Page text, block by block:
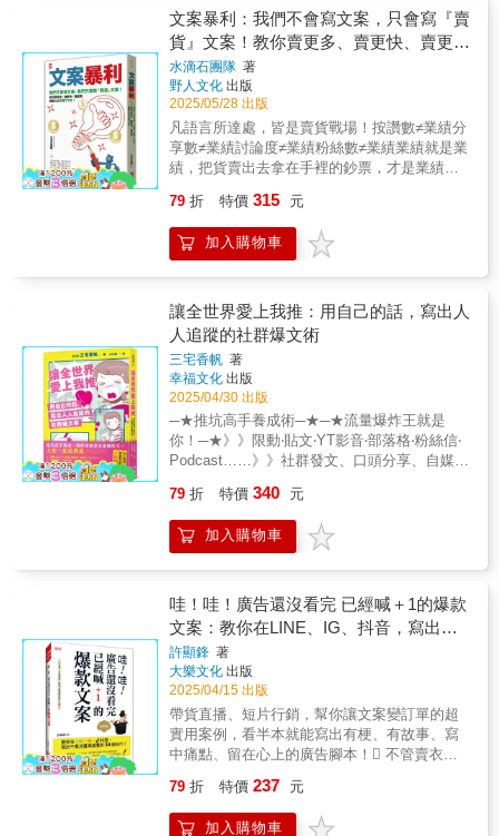
係，AI 幫你產出高黏著度貼文；沒靈感？ AI
替你轉化人生經驗成為市場共鳴。從社群曝光
到品牌變現，本章不談空泛理論，只教你能立
刻用起來的實戰技巧。你的聲音，值得被更多
人聽見，讓影響力為你工作！  最能變現的未
來文案實戰書 為內容創作者打造最實用、最
能直接賺錢的文案系統
廣告行銷大小事，你需要這一本。小從平面廣
告尺寸、電視秒數一覽表，到如何寫文案、電
視廣告腳本、下標、選字體，到廣告策略大整
理、如何針對電視、平面媒體、數位媒體下廣
告；如何製作平面、電視、環境、互動、社媒
廣告等等，其中並穿插練習，不只是讀，更要
你想一想，如何跟客戶簡報，如何發展系列廣
告等等。讀完，就像讀了四年廣告行銷系。▌暢
銷！全球廣告行銷人+名校教師，佳評如潮「如
果你沒時間花四年上大學學廣告行銷，試試這
一本。」──Sir John Hegarty, Creative
Founder, BBH「無價之寶！」──Creative
Review「倫敦的每個創意人、專案經理都該讀
創意書！」──Inspired Magazine「學生必買，
老師必備，若是一直不解自己的創意為何沒得
獎的廣告人，讀一下必定豁然開朗。 」──The
Designer’s Review of Books「關於廣告的大小
事，全都說明白。」──New Design
magazine「至今看過，引導創意的最佳好
書。」──Assaf Avni, Professor of Advertising
Creativity California State University,
Fullerton「第一本有效幫助學生理解創意過程
的工具書。」──Jacquie Lamer, Advertising
University「學生不斷回饋，這是他們最愛的教
科書。」──Leah Shafer, Assistant Professor,
Media and Society Program Hobart and
學生。強調概念這點，正是教系列廣告時最有
力的切入點。」──Craig Davis, Professor of
Advertising E. W. Scripps School of
Journalism, Ohio University「想上國際級廣告
大師的課，不用出國留學。這本絕對是創意行
銷人必備的案頭工具書！」──李洛克「這本書
就像請了頂尖廣告人當私人教練，手把手教會
你廣告大小事。如果只想用一本書搞懂怎麼做
自學在實戰中打滾的行銷人啊，你跟我在等的
正是這本能全面性了解整個行銷領域的工具
書！」──陳思傑「如果你無法重新花四年唸廣
什麼」的致勝路徑。● 從四大面向（環境與趨
勢、人心與痛點、競爭對手、自身條件）找到
最能放大產品／品牌力量的最大支點。● 明確
自身的生意來源（吸引非使用者、轉化競爭品
牌的顧客、增加顧客購買量或頻率、讓顧客購
買更多產品線）以及優先順序。● 市場大玩家
與小玩家的品牌策略大不同。● 用數字分析生
意，聚焦策略觀點，形成品牌主張。● 善用工
用故事說好品牌或行銷戰略提案，用圖像強化
深策略顧問師細膩的市場觀察、幽默思維與實
戰技巧，透過大量成功案例說明，從策略思
考、形塑發展、分析工具到提案包裝，把行銷
人最需要的能力，拆解成清楚可學且能落地的
明確步驟，打造出一套完整的生意策略。讀完
這本書，保證你會在競爭格局中找到獨一無二
的位置，讓你的存在變得不可取代！【登峰推
薦】丁菱娟／影響力品牌學院創辦人沈方正／
老爺酒店集團執行長盛治仁／雲品國際董事
長、雲朗觀光集團總經理劉奕酉／鉑澈行銷顧
問策略長劉鴻徵／全聯福利中心行銷部協理鄧
臺賢／前奧美廣告中國東南區總裁、前我是大
衛廣告董事長鄭緯筌／專欄作家、講師、企業
顧問蕭富峯／輔大廣告系副教授Wawa吳玉琥／
廣告樂血研究院院長、法樂數位聯合創辦人
Lynn／三分鐘｜行銷在學中創辦人 在眾多共
在我年輕時出現。──鄧臺賢（前我是大衛廣告
董事長） 無論你是剛入行的行銷新鮮人，
還是有多年經驗的品牌經理，甚至是正在思考
下一步的創業者，這本書絕對幫得上忙。──丁
菱娟（影響力品牌學院創辦人） 這是一張
能帶你走出迷霧的地圖，也是一套讓你少走冤
枉路的工具。──劉奕酉（鉑澈行銷顧問策略
長） 我最欣賞這本書的，是它讓策略能夠
落地。……願這本書，在你需要的時候，剛好
在你手邊。──鄭緯筌（專欄作家、講師、企業
工具，也帶我們回到行銷與品牌的根本，重新
優勢：1. 快速：強大的資料處理能力，從海量
訊息中迅速抓取重點。2. 靈活多變：根據個人
需求，生成不同類型的文體、不同風格的文
章。3. 高品質：短時間生成用詞精準、語法正
確的文章。◎ 精準寫作大揭秘：6大步驟掌握
AI技巧AI雖然強大，但想寫出真正符合需求的
文章，還是需要一點技巧。使用者下的指令越
具體，產出的內容越貼近需求；反之，下的指
令太模糊，文章就容易跑偏。此外，產出的內
容也不能照單全收，還是需要人工做最後把
地逐步引導它。本書帶你掌握AI寫作的6大基本
步驟：選擇工具、確定目標、逐步修改、審閱
再修改、善用範本和格式，均有詳盡說明，幫
器，從簡報到網路貼文，一鍵搞定！AI可以幫
助現代人的面向非常廣泛，舉凡正式的演說
稿、有創意的行銷企劃書、觀點明確的新聞
稿，甚至嚴謹的文獻整理，都可以交給AI一秒
完成。本書整理出最常用的5大應用場景，相信
無論各行各業，善用AI寫作都更省時省力，享
受高科技帶來的便利。 職場應用文書：工作
彙報、企劃書、會議發言等。 商業產品行
體寫作：社群媒體貼文、短影音腳本創作等。
學術研究：整理文獻、撰寫論文、調研報告
等。 生活中的創作：創作小說、寫日記、為
孩子說故事等。◎ 44個範例+46個案例，讓文
案力快速提升！ 一般人寫作時都會遇到瓶頸，
不用擔心，從此AI 幫你搞定！本書精心設計44
個圖解範例，只要跟著做，便能不費力完成基
本架構。還搭配46個常見的案例，讓你在工作
或生活中，隨時隨地寫出想要的文章。運用AI
寫作，能在你卡關時協助突破盲點，使內容順
利產出，整個流程一點也不燒腦，讓你從此愛
上寫作！
文案暴利：我們不會寫文案，只會寫『賣
貨』文案！教你賣更多、賣更快、賣更
貴、賣更久的文案77計！
水滴石團隊 著
野人文化 出版
2025/05/28 出版
凡語言所達處，皆是賣貨戰場！按讚數≠業績分
享數≠業績討論度≠業績粉絲數≠業績業績就是業
績，把貨賣出去拿在手裡的鈔票，才是業績！
的，不是創意、不是有趣、不是金句，而是賣
貨！我們不會寫漂亮的文案，只會寫賺錢的文
案！兩個小時，賣貨文案立刻上手三個步驟，
方法吸引目光、簡介產品、催促下單→ 初階手
法一氣呵成！找產品、找生產、找客戶→ 高階
賣貨順便創業！2種千萬級文案賣貨方法。幫你
快速吸引潛在客戶，促進銷售增長。二、案例
全世界最難賣的東西是什麼？書。全世界最難
賣的是哪本書？一本中國暢銷20年，也盜版20
年的書。放眼文案書市場，誰敢拿這麼地獄等
級的難賣組合當示範案例？市場首見！本書作
者親自示範用三篇文逆風翻盤，將20年暢銷盜
版書做回正版，還賣出千萬人民幣銷量！你不
賣不出其他產品？三、重點做功課，理邏輯、
強標題、好開頭、引證據→客戶目光完全吸
引！文案作者、客戶問答、產品檢驗、販售知
文案重點步驟詳解。手把手教你寫出一氣呵成
的爆款賣貨文案。四、疑難排解什麼難賣賣什
麼！書、線上課程、線下課程……我們專挑難
賣的賣！比別人貴要怎麼賣？絕版品要怎麼
賣？調高三倍價錢要怎麼賣？非剛需產品要怎
麼賣？沒人需要的產品怎麼賣？14個文案賣貨
常見疑難場景。學會舉一反三，你就能在不同
專案中熟練運用這套方法。絕讚收錄賣貨不變
地！
79 折 特價 315 元
加入購物車
讓全世界愛上我推：用自己的話，寫出人
人追蹤的社群爆文術
三宅香帆 著
幸福文化 出版
2025/04/30 出版
─★推坑高手養成術─★─★流量爆炸王就是
你！─★》》限動‧貼文‧YT影音‧部落格‧粉絲信‧
Podcast……》》社群發文、口頭分享、自媒體
神助攻，輕鬆打造人人主動轉發的 #爆紅發
文！＼＼＼獻給有愛、有感、有推的你／／／
✦推活不是孤軍奮戰，而是「拜託你懂我」的
的？」「這個 [作品／音樂／動漫] 救了我一
命……」「[他／它] 光是存在本身，我就覺得
人生值得了！」「我推的 [某人／某事／某物]
明明超棒！但我就是說不好……」✦為什麼要
讀這本書？✦□明明超有愛，卻總說不出口□想
推人入坑，卻只會打「嗚嗚嗚」「超讚！」□發
文寫到一半，又默默全刪掉□滿腔熱情，卻卡在
第一句話其實，你不是不會寫，只是還沒找到
「說出熱愛」的方法。不用華麗詞藻，也不需
要作文天分───這本書教你：⭓用自己的語
故事！⭓✦一本陪你練習「說出口」的寫作工具
79 折 特價 340 元
加入購物車
哇！哇！廣告還沒看完 已經喊＋1的爆款
文案：教你在LINE、IG、抖音，寫出千
萬流量與銷售的54個技巧！（熱銷再
版）
許顯鋒 著
大樂文化 出版
2025/04/15 出版
帶貨直播、短片行銷，幫你讓文案變訂單的超
實用案例，看半本就能寫出有梗、有故事、寫
中痛點、留在心上的廣告腳本！ 不管賣衣
要文案夠力，用LINE、抖音、IG，都能逼人一
不小心就手滑！ 不用名人、不用高顏值，素
79 折 特價 237 元
加入購物車